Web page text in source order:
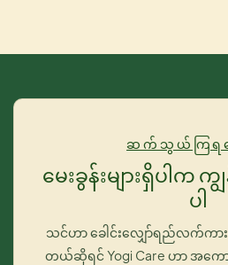
စွမ်းနိုင်ဖို့ ဒီဇိုင်းထုတ်ထားပါတယ်။
ဆက်သွယ်ကြရအ
မေးခွန်းများရှိပါက
ပါ
သင်ဟာ ခေါင်းလျှော်ရည်လက်ကား
တယ်ဆိုရင် Yogi Care ဟာ အကေ